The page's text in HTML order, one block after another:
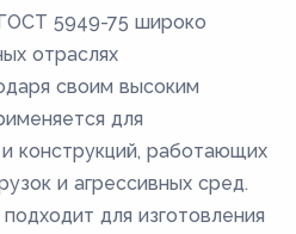
5949-75 широко
отраслях
своим высоким
для
конструкций, работающих
и агрессивных сред.
для изготовления